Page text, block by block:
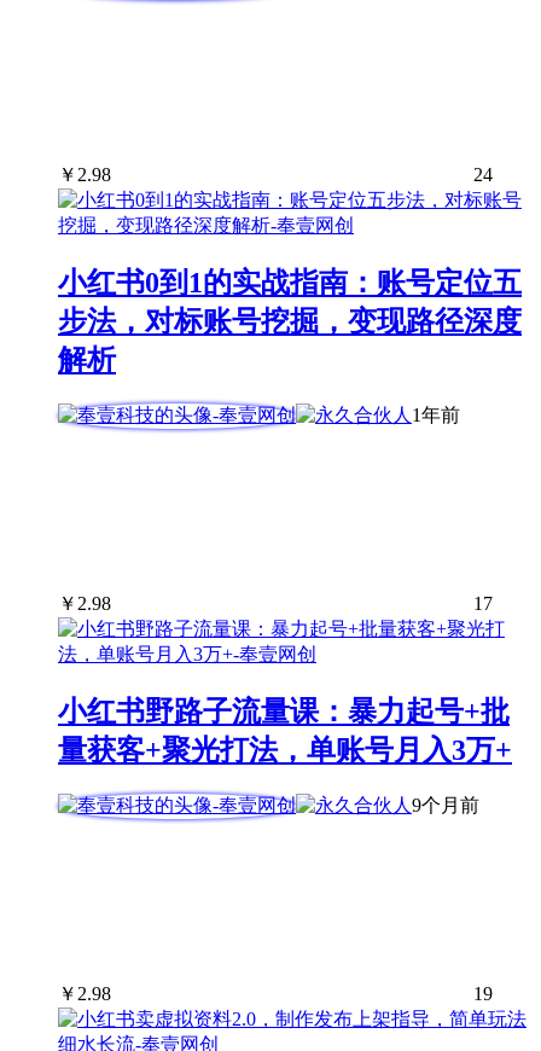
￥2.98 24
小红书0到1的实战指南：账号定位五
步法，对标账号挖掘，变现路径深度
解析
1年前
￥ 2.98 17
小红书野路子流量课：暴力起号+批
量获客+聚光打法，单账号月入3万+
9个月前
￥ 2.98 19